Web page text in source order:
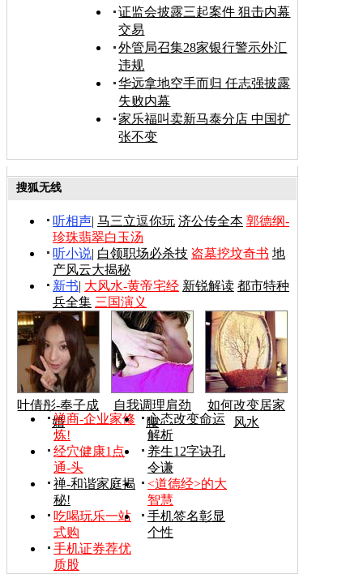
证监会披露三起案件 狙击内幕
交易
外管局召集28家银行警示外汇
违规
华远拿地空手而归 任志强披露
失败内幕
家乐福叫卖新马泰分店 中国扩
张不变
搜狐无线
听相声| 马三立逗你玩 济公传全本 郭德纲-
珍珠翡翠白玉汤
听小说| 白领职场必杀技 盗墓挖坟奇书 地
产风云大揭秘
新书| 大风水-黄帝宅经 新锐解读 都市特种
兵全集 三国演义
叶倩彤-奉子成
婚
自我调理肩劲
腰
如何改变居家
风水
禅商-企业家修
炼!
心态改变命运
解析
经穴健康1点
通-头
养生12字诀孔
令谦
禅-和谐家庭揭
秘!
<道德经>的大
智慧
吃喝玩乐一站
式购
手机签名彰显
个性
手机证券荐优
质股